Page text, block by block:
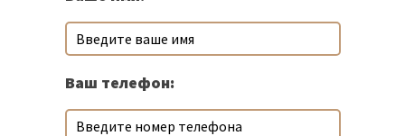
Ваш телефон: